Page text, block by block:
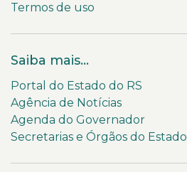
Termos de uso
Saiba mais...
Portal do Estado do RS
Agência de Notícias
Agenda do Governador
Secretarias e Órgãos do Estado